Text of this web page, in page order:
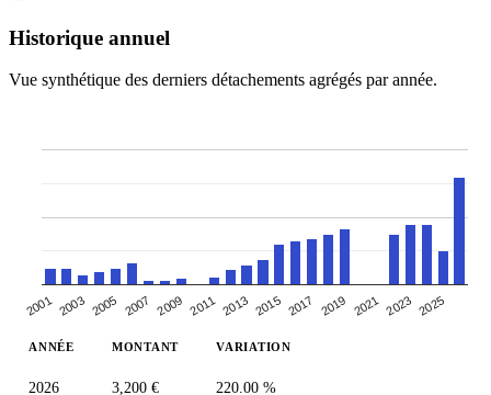
Historique annuel
Vue synthétique des derniers détachements agrégés par année.
2001 2003 2005 2007 2009 2011 2013 2015 2017 2019 2021 2023 2025
ANNÉE MONTANT VARIATION
2026 3,200 € 220.00 %